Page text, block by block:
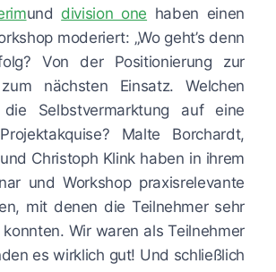
und division one haben einen
moderiert: „Wo geht’s denn
Von der Positionierung zur
nächsten Einsatz. Welchen
Selbstvermarktung auf eine
Malte Borchardt,
Christoph Klink haben in ihrem
und Workshop praxisrelevante
mit denen die Teilnehmer sehr
Wir waren als Teilnehmer
es wirklich gut! Und schließlich